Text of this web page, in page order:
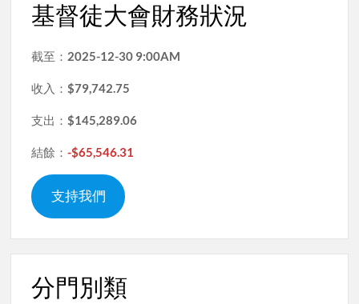
基督徒大會財務狀況
截至： 2025-12-30 9:00AM
收入：$79,742.75
支出：$145,289.06
結餘：-$65,546.31
支持我們
分門別類